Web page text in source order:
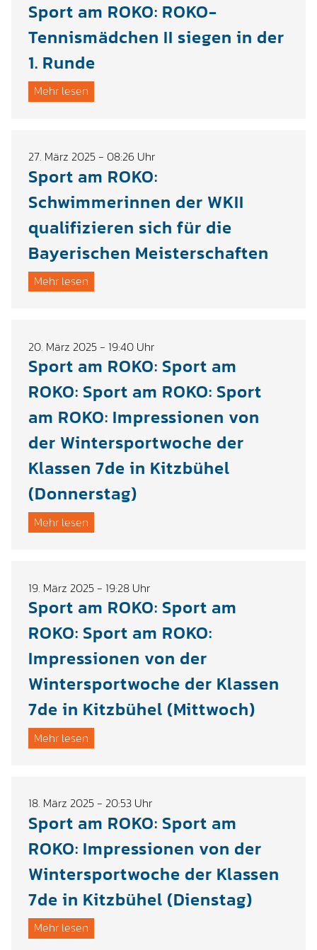
Sport am ROKO: ROKO-
Tennismädchen II siegen in der
1. Runde
Mehr lesen
27. März 2025 - 08:26 Uhr
Sport am ROKO:
Schwimmerinnen der WKII
qualifizieren sich für die
Bayerischen Meisterschaften
Mehr lesen
20. März 2025 - 19:40 Uhr
Sport am ROKO: Sport am
ROKO: Sport am ROKO: Sport
am ROKO: Impressionen von
der Wintersportwoche der
Klassen 7de in Kitzbühel
(Donnerstag)
Mehr lesen
19. März 2025 - 19:28 Uhr
Sport am ROKO: Sport am
ROKO: Sport am ROKO:
Impressionen von der
Wintersportwoche der Klassen
7de in Kitzbühel (Mittwoch)
Mehr lesen
18. März 2025 - 20:53 Uhr
Sport am ROKO: Sport am
ROKO: Impressionen von der
Wintersportwoche der Klassen
7de in Kitzbühel (Dienstag)
Mehr lesen